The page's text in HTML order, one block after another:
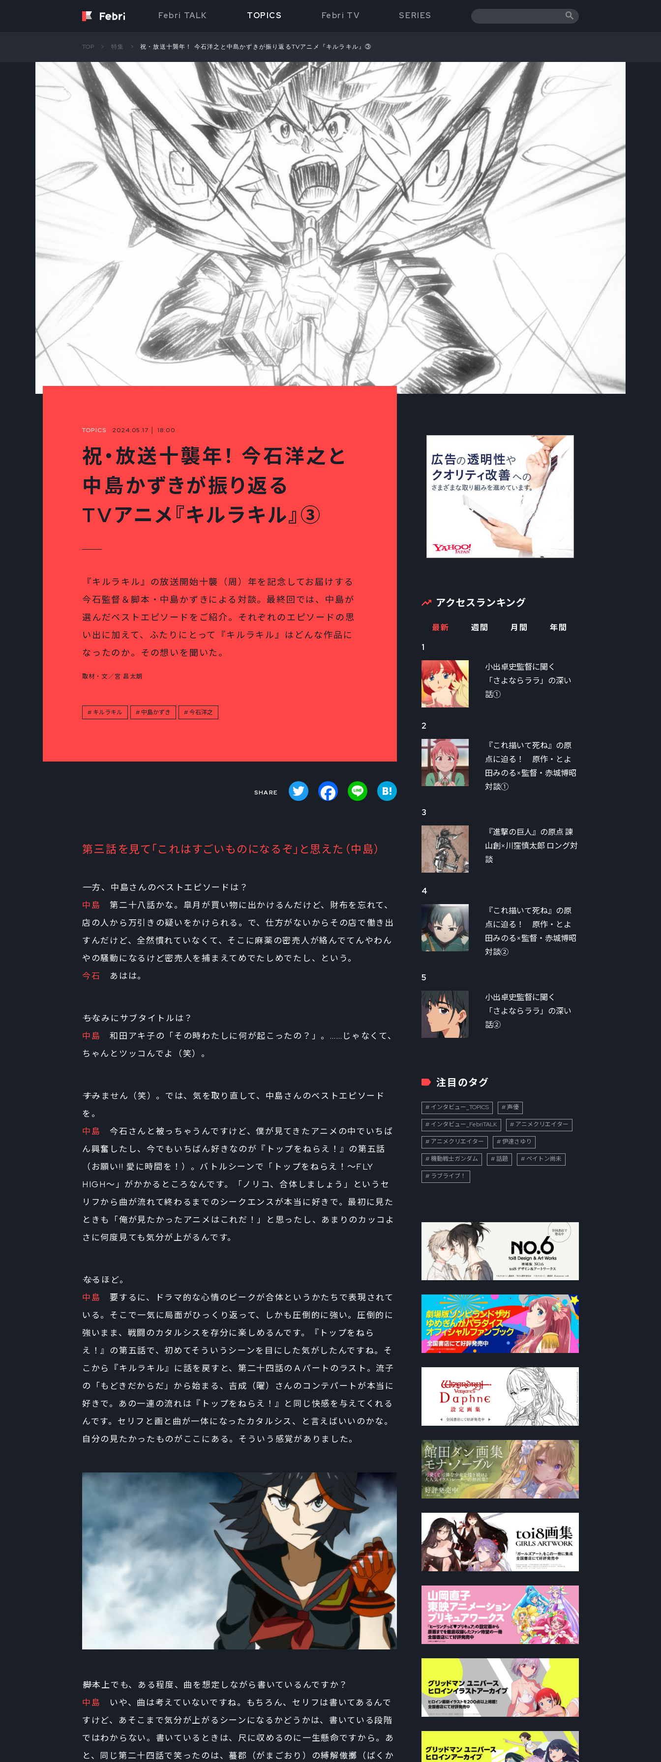
Febri TALK TOPICS Febri TV SERIES
TOP 特集 祝・放送十襲年！ 今石洋之と中島かずきが振り返るTVアニメ『キルラキル』③
TOPICS 2024.05.17 │ 18:00
祝・放送十襲年！ 今石洋之と
中島かずきが振り返る
TVアニメ『キルラキル』③
『キルラキル』の放送開始十襲（周）年を記念してお届けする
今石監督＆脚本・中島かずきによる対談。最終回では、中島が
選んだベストエピソードをご紹介。それぞれのエピソードの思
い出に加えて、ふたりにとって『キルラキル』はどんな作品に
なったのか。その想いを聞いた。
取材・文／宮 昌太朗
キルラキル 中島かずき 今石洋之
Twitter Facebook Line Hatena
第三話を見て「これはすごいものになるぞ」と思えた（中島）
――一方、中島さんのベストエピソードは？
中島
第二十八話かな。皐月が買い物に出かけるんだけど、財布を忘れて、
店の人から万引きの疑いをかけられる。で、仕方がないからその店で働き出
すんだけど、全然慣れていなくて、そこに麻薬の密売人が絡んでてんやわん
やの騒動になるけど密売人を捕まえてめでたしめでたし、という。
今石
あはは。
――ちなみにサブタイトルは？
中島
和田アキ子の「その時わたしに何が起こったの？」。……じゃなくて、
ちゃんとツッコんでよ（笑）。
――すみません（笑）。では、気を取り直して、中島さんのベストエピソード
を。
中島
今石さんと被っちゃうんですけど、僕が見てきたアニメの中でいちば
ん興奮したし、今でもいちばん好きなのが『トップをねらえ！』の第五話
（お願い!! 愛に時間を！）。バトルシーンで「トップをねらえ！～FLY
HIGH～」がかかるところなんです。「ノリコ、合体しましょう」というセ
リフから曲が流れて終わるまでのシークエンスが本当に好きで。最初に見た
ときも「俺が見たかったアニメはこれだ！」と思ったし、あまりのカッコよ
さに何度見ても気分が上がるんです。
――なるほど。
中島
要するに、ドラマ的な心情のピークが合体というかたちで表現されて
いる。そこで一気に局面がひっくり返って、しかも圧倒的に強い。圧倒的に
強いまま、戦闘のカタルシスを存分に楽しめるんです。『トップをねら
え！』の第五話で、初めてそういうシーンを目にした気がしたんですね。そ
こから『キルラキル』に話を戻すと、第二十四話のＡパートのラスト。流子
の「もどきだからだ」から始まる、吉成（曜）さんのコンテパートが本当に
好きで。あの一連の流れは『トップをねらえ！』と同じ快感を与えてくれる
んです。セリフと画と曲が一体になったカタルシス、と言えばいいのかな。
自分の見たかったものがここにある。そういう感覚がありました。
――脚本上でも、ある程度、曲を想定しながら書いているんですか？
中島
いや、曲は考えていないですね。もちろん、セリフは書いてあるんで
すけど、あそこまで気分が上がるシーンになるかどうかは、書いている段階
ではわからない。書いているときは、尺に収めるのに一生懸命ですから。あ
と、同じ第二十四話で笑ったのは、蟇郡（がまごおり）の縛解傲擲（ばくか
アクセスランキング
最新 週間 月間
年間
1
小出卓史監督に聞く
「さよならララ」の深い
話①
2
『これ描いて死ね』の原
点に迫る！ 原作・とよ
田みのる×監督・赤城博昭
対談①
3
『進撃の巨人』の原点 諫
山創×川窪慎太郎 ロング対
談
4
『これ描いて死ね』の原
点に迫る！ 原作・とよ
田みのる×監督・赤城博昭
対談②
5
小出卓史監督に聞く
「さよならララ」の深い
話②
注目のタグ
インタビュー_TOPICS 声優
インタビュー_FebriTALK アニメクリエイター
アニメクリエイター 伊達さゆり
機動戦士ガンダム 話題 ペイトン尚未
ラブライブ！